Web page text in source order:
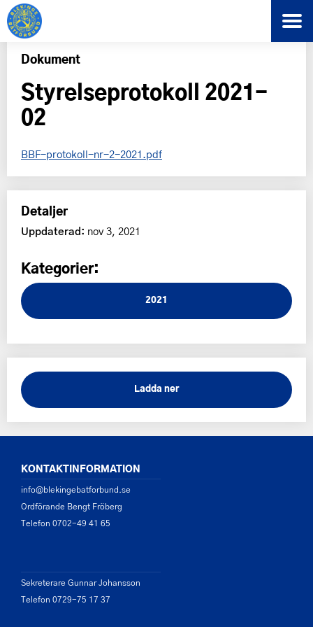
Dokument
Styrelseprotokoll 2021-
02
BBF-protokoll-nr-2-2021.pdf
Detaljer
Uppdaterad: nov 3, 2021
Kategorier:
2021
Ladda ner
KONTAKTINFORMATION
info@blekingebatforbund.se
Ordförande Bengt Fröberg
Telefon 0702-49 41 65
Sekreterare Gunnar Johansson
Telefon 0729-75 17 37